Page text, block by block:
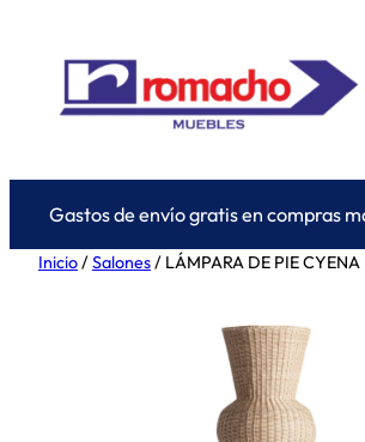
contenido
Gastos de envío gratis en compras
Inicio/Salones/ LÁMPARA DE PIE CYENA